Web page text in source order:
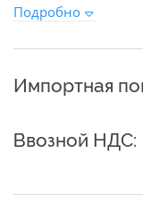
Подробно
Импортная
Ввозной НДС: